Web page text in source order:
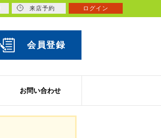
会員登録
お問い合わせ
来店予約 ログイン